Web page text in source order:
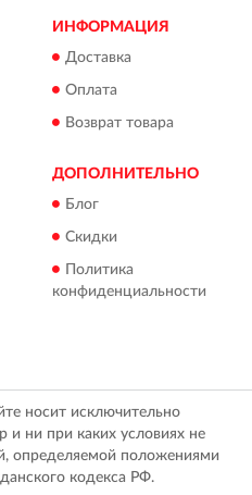
ИНФОРМАЦИЯ
Доставка
Оплата
Возврат товара
ДОПОЛНИТЕЛЬНО
Блог
Скидки
Политика
конфиденциальности
носит исключительно
и ни при каких условиях не
определяемой положениями
кодекса РФ.